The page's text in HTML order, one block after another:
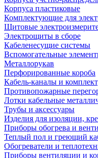
Корпуса пластиковые
Комплектующие для
Щитовые
Электрощиты в сборе
Кабеленесущие системы
Вспомогательные
Металлорукав
Перфорированные короба
Кабель-каналы и
Противопожарные
Лотки кабельные
Трубы и аксессуары
Изделия для изоляции,
Приборы обогрева и
Теплый пол и греющий
Обогреватели и
Приборы вентиляции и